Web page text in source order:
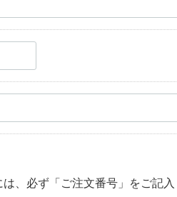
、必ず「ご注文番号」をご記入